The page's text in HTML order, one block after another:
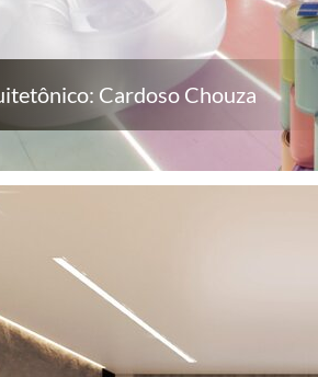
Cardoso Chouza